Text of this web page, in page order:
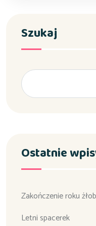
Szukaj
Ostatnie
Zakończenie roku
Letni spacerek